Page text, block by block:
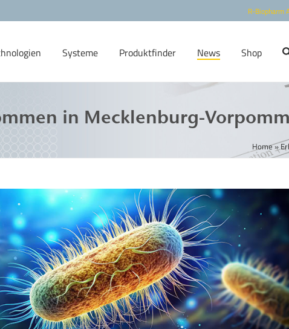
R-Biopharm
Systeme Produktfinder News Shop
in Mecklenburg-
Home»